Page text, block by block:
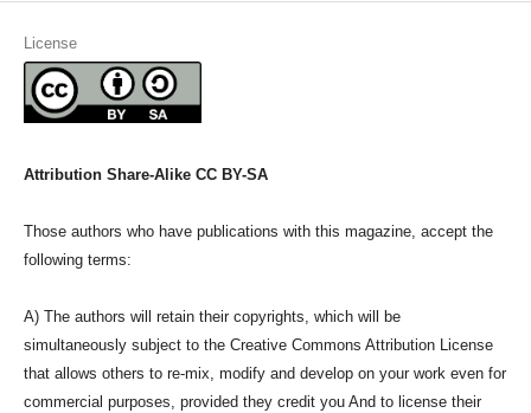
License
Attribution Share-Alike CC BY-SA
Those authors who have publications with this magazine, accept the
following terms:
A) The authors will retain their copyrights, which will be
simultaneously subject to the Creative Commons Attribution License
that allows others to re-mix, modify and develop on your work even for
commercial purposes, provided they credit you And to license their